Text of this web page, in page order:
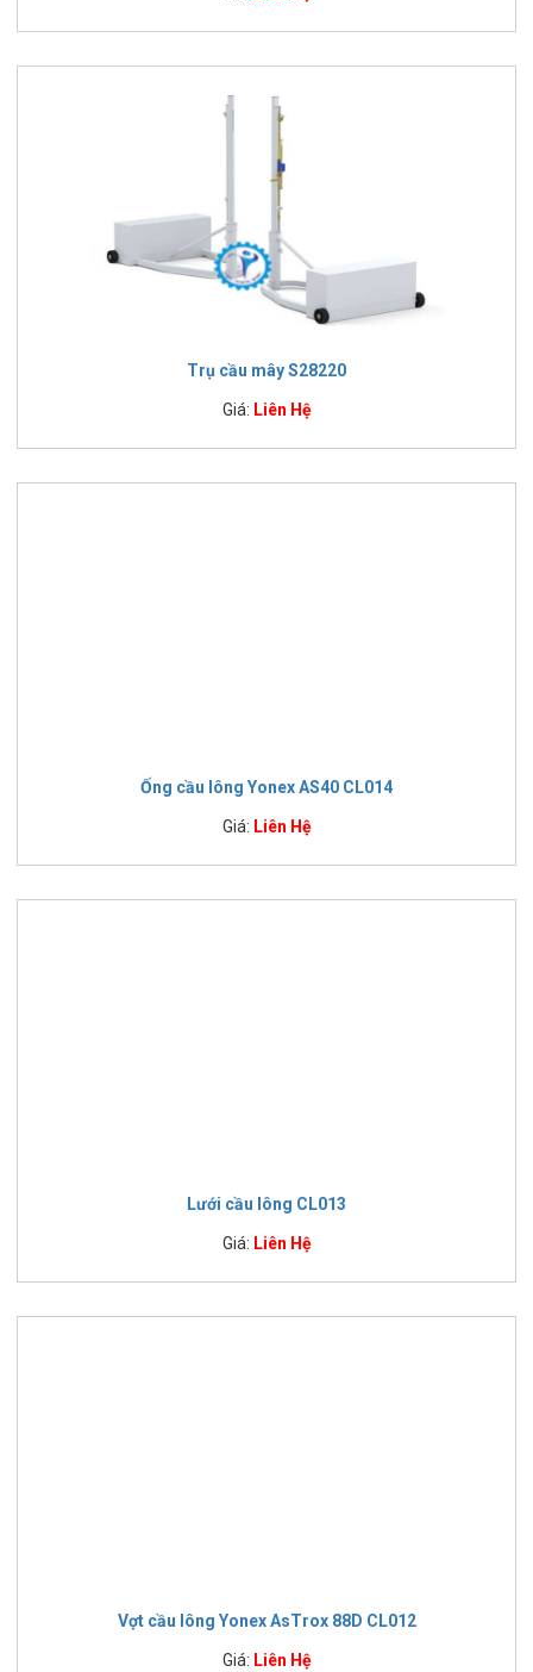
Trụ cầu mây S28220
Giá: Liên Hệ
Ống cầu lông Yonex AS40 CL014
Giá: Liên Hệ
Lưới cầu lông CL013
Giá: Liên Hệ
Vợt cầu lông Yonex AsTrox 88D CL012
Giá: Liên Hệ